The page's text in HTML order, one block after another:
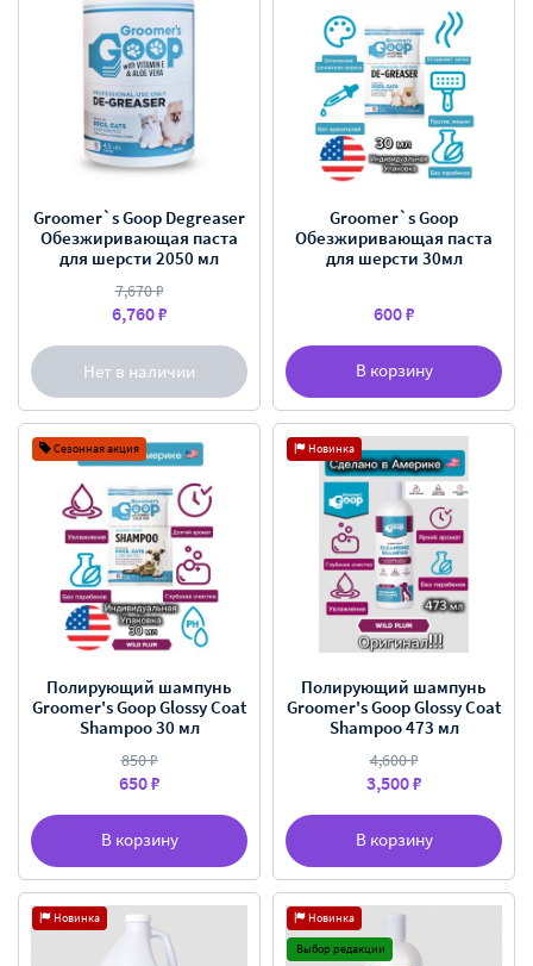
Нет в наличии
Groomer`s Goop Degreaser
Обезжиривающая паста
для шерсти 2050 мл
7,670 ₽
6,760 ₽
В корзину
Groomer`s Goop
Обезжиривающая паста
для шерсти 30мл
600 ₽
Сезонная акция
В корзину
Полирующий шампунь
Groomer's Goop Glossy Coat
Shampoo 30 мл
850 ₽
650 ₽
Новинка
В корзину
Полирующий шампунь
Groomer's Goop Glossy Coat
Shampoo 473 мл
4,600 ₽
3,500 ₽
Новинка
Новинка
Выбор редакции